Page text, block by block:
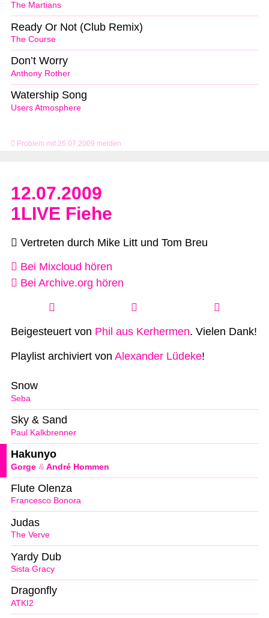
Problem mit 26.07.2009 melden
The Martians
The Course
Ready Or Not (Club Remix)
Anthony Rother
Don’t Worry
Users Atmosphere
Watership Song
12.07.2009
1LIVE Fiehe
Vertreten durch Mike Litt und Tom Breu
Bei Mixcloud hören
Bei Archive.org hören
Beigesteuert von Phil aus Kerhermen. Vielen Dank!
Playlist archiviert von Alexander Lüdeke!
Seba
Snow
Paul Kalkbrenner
Sky & Sand
Gorge & André Hommen
Hakunyo
Francesco Bonora
Flute Olenza
The Verve
Judas
Sista Gracy
Yardy Dub
ATKI2
Dragonfly